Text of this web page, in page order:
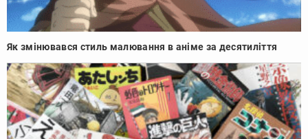
Як змінювався стиль малювання в аніме за десятиліття